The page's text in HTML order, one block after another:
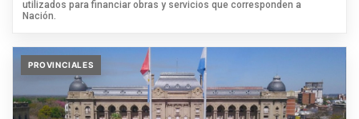
utilizados para financiar obras y servicios que corresponden a
Nación.
PROVINCIALES